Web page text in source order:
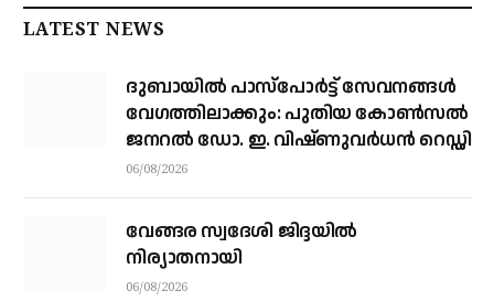
LATEST NEWS
ദുബായിൽ പാസ്‌പോർട്ട് സേവനങ്ങൾ
വേഗത്തിലാക്കും: പുതിയ കോൺസൽ
ജനറൽ ഡോ. ഇ. വിഷ്ണുവർധൻ റെഡ്ഡി
06/08/2026
വേങ്ങര സ്വദേശി ജിദ്ദയിൽ
നിര്യാതനായി
06/08/2026